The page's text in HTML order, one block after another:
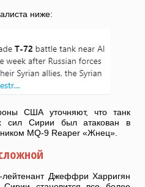
ниже:
США уточняют, что танк
сил Сирии был атакован в
MQ-9 Reaper «Жнец».
Джеффри Харригян